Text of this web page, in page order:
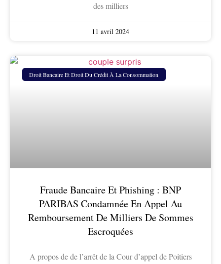
des milliers
11 avril 2024
Droit Bancaire Et Droit Du Crédit À La Consommation
Fraude Bancaire Et Phishing : BNP
PARIBAS Condamnée En Appel Au
Remboursement De Milliers De Sommes
Escroquées
A propos de de l’arrêt de la Cour d’appel de Poitiers